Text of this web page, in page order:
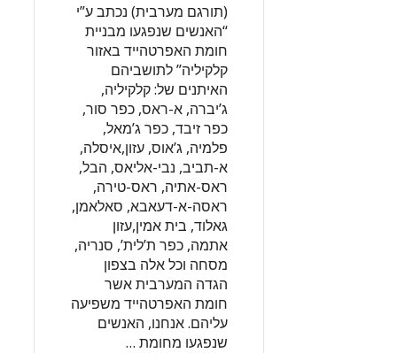
(תורגם מערבית) נכתב ע”י
“האנשים שנפגעו מבניית
חומת האפרטהייד באזור
קלקיליה” לתושביהם
האיתנים של: קלקיליה,
ג’יברה, א-ראס, כפר סור,
כפר זיבד, כפר ג’מאל,
פלמיה, ג’אוס, עזון,איסלה,
א-תביב, נבי-אליאס, הבל,
ראס-אתיה, ראס-טירה,
ראסה-א-דעאבא, סאלאמן,
גאלוד, בית אמין,עזון
אתמה, כפר ת’לית’, סנריה,
מסחה וכל אלה בצפון
הגדה המערבית אשר
חומת האפרטהייד משפיעה
עליהם. אנחנו, האנשים
שנפגעו מחומת …